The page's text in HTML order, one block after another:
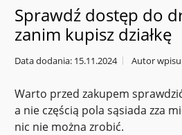
Sprawdź dostęp do
zanim kupisz działkę
Data dodania: 15.11.2024 Autor
Warto przed zakupem
a nie częścią pola sąsiada zza
nic nie można zrobić.